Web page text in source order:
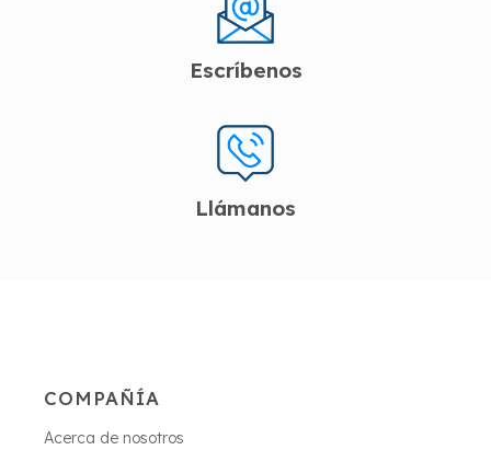
Escríbenos
Llámanos
COMPAÑÍA
Acerca de nosotros